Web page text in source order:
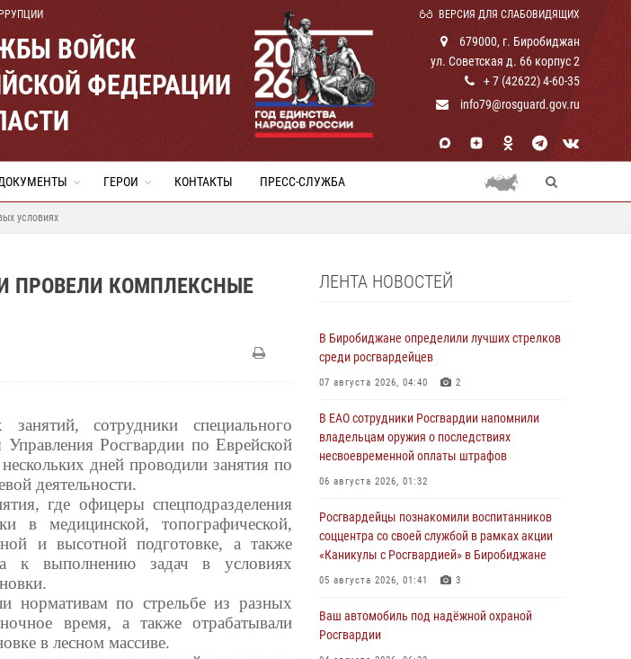
ВЕРСИЯ ДЛЯ СЛАБОВИДЯЩИХ
ВОЙСК
ФЕДЕРАЦИИ
679000, г. Биробиджан
ул. Советская д. 66 корпус 2
+ 7 (42622) 4-60-35
info79@rosguard.gov.ru
ГЕРОИ КОНТАКТЫ ПРЕСС-СЛУЖБА
условиях
ПРОВЕЛИ КОМПЛЕКСНЫЕ
сотрудники специального
Управления Росгвардии по Еврейской
дней проводили занятия по
деятельности.
где офицеры спецподразделения
в медицинской, топографической,
и высотной подготовке, а также
к выполнению задач в условиях
нормативам по стрельбе из разных
время, а также отрабатывали
в лесном массиве.
ЛЕНТА НОВОСТЕЙ
В Биробиджане определили лучших стрелков
среди росгвардейцев
07 августа 2026, 04:40 2
В ЕАО сотрудники Росгвардии напомнили
владельцам оружия о последствиях
несвоевременной оплаты штрафов
06 августа 2026, 01:32
Росгвардейцы познакомили воспитанников
соццентра со своей службой в рамках акции
«Каникулы с Росгвардией» в Биробиджане
05 августа 2026, 01:41 3
Ваш автомобиль под надёжной охраной
Росгвардии